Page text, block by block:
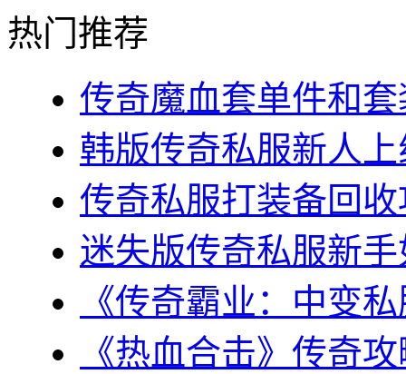
热门推荐
传奇魔血套单件和
韩版传奇私服新人
传奇私服打装备回
迷失版传奇私服新
《传奇霸业：中变
《热血合击》传奇